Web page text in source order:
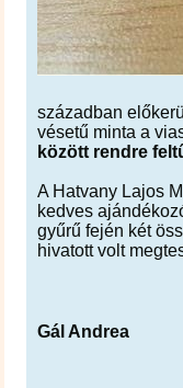
században
vésetű minta a
között rendre
A Hatvany Lajos
kedves
gyűrű fején két
hivatott volt
Gál Andrea